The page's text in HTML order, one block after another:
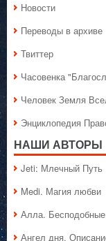
Новости
Переводы в архиве
Твиттер
Часовенка
Человек Земля
Энциклопедия
НАШИ АВТОРЫ
Jeti: Млечный Путь
Medi. Магия любви
Алла. Бесподобные
Ангел дня.